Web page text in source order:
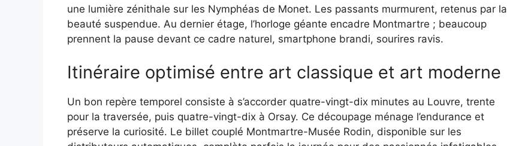
une lumière zénithale sur les Nymphéas de Monet. Les passants murmurent, retenus par la
beauté suspendue. Au dernier étage, l’horloge géante encadre Montmartre ; beaucoup
prennent la pause devant ce cadre naturel, smartphone brandi, sourires ravis.
Itinéraire optimisé entre art classique et art moderne
Un bon repère temporel consiste à s’accorder quatre-vingt-dix minutes au Louvre, trente
pour la traversée, puis quatre-vingt-dix à Orsay. Ce découpage ménage l’endurance et
préserve la curiosité. Le billet couplé Montmartre-Musée Rodin, disponible sur les